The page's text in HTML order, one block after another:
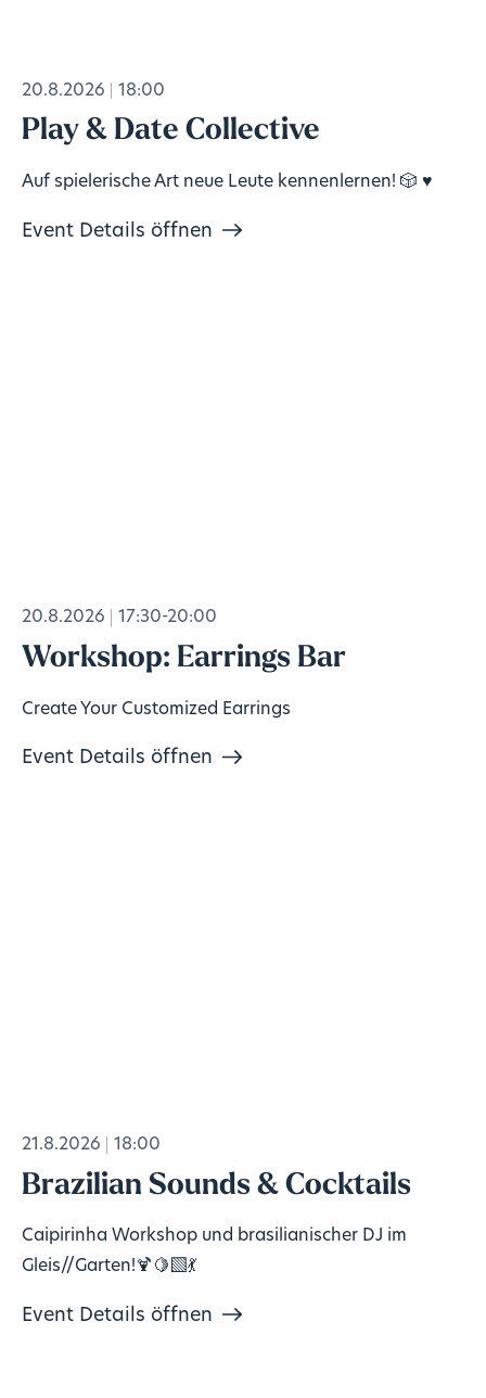
20.8.2026 18:00
Play & Date Collective
Auf spielerische Art neue Leute kennenlernen! 🎲 ♥️
Event Details öffnen
20.8.2026 17:30-20:00
Workshop: Earrings Bar
Create Your Customized Earrings
Event Details öffnen
21.8.2026 18:00
Brazilian Sounds & Cocktails
Caipirinha Workshop und brasilianischer DJ im
Gleis//Garten!🍹🍋‍🟩💃
Event Details öffnen